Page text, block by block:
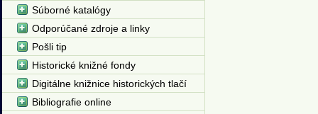
Súborné katalógy
Odporúčané zdroje a linky
Pošli tip
Historické knižné fondy
Digitálne knižnice historických tlačí
Bibliografie online